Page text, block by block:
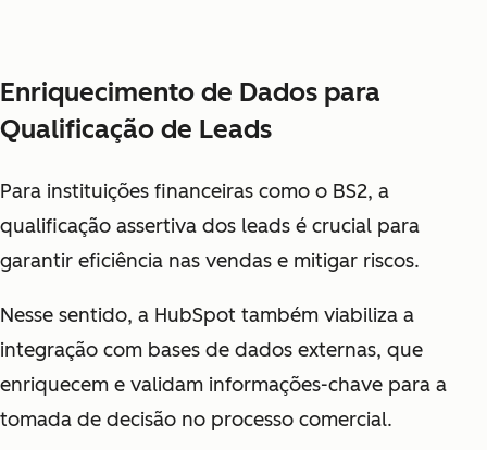
Enriquecimento de Dados para
Qualificação de Leads
Para instituições financeiras como o BS2, a
qualificação assertiva dos leads é crucial para
garantir eficiência nas vendas e mitigar riscos.
Nesse sentido, a HubSpot também viabiliza a
integração com bases de dados externas, que
enriquecem e validam informações-chave para a
tomada de decisão no processo comercial.